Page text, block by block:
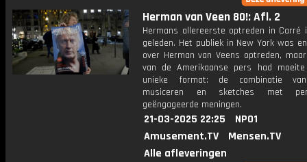
Herman van Veen 80!: Afl. 2
Hermans allereerste optreden in Carré
geleden. Het publiek in New York was
over Herman van Veens optreden,
van de Amerikaanse pers had
unieke format: de combinatie
musiceren en sketches met
geëngageerde meningen.
21-03-2025 22:25
NPO1
Amusement.TV
Mensen.TV
Alle afleveringen